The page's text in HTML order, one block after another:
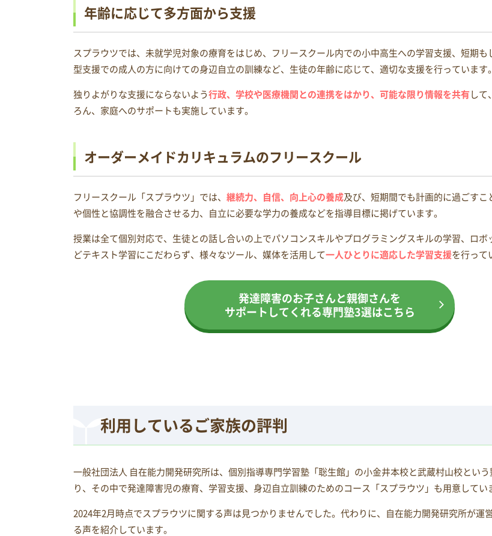
年齢に応じて多方面から支援
スプラウツでは、未就学児対象の療育をはじめ、フリースクール内での小中高生への学習支援、短期も
型支援での成人の方に向けての身辺自立の訓練など、生徒の年齢に応じて、適切な支援を行っています。
独りよがりな支援にならないよう行政、学校や医療機関との連携をはかり、可能な限り情報を共有して
ろん、家庭へのサポートも実施しています。
オーダーメイドカリキュラムのフリースクール
フリースクール「スプラウツ」では、 継続力、自信、向上心の養成及び、短期間でも計画的に過ごすこ
や個性と協調性を融合させる力、自立に必要な学力の養成などを指導目標に掲げています。
授業は全て個別対応で、生徒との話し合いの上でパソコンスキルやプログラミングスキルの学習、ロボ
どテキスト学習にこだわらず、様々なツール、媒体を活用して一人ひとりに適応した学習支援を行って
発達障害のお子さんと親御さんを
サポートしてくれる専門塾3選はこちら
利用しているご家族の評判
一般社団法人 自在能力開発研究所は、個別指導専門学習塾「聡生館」の小金井本校と武蔵村山校とい
り、その中で発達障害児の療育、学習支援、身辺自立訓練のためのコース「スプラウツ」も用意してい
2024年2月時点でスプラウツに関する声は見つかりませんでした。代わりに、自在能力開発研究所が運
る声を紹介しています。